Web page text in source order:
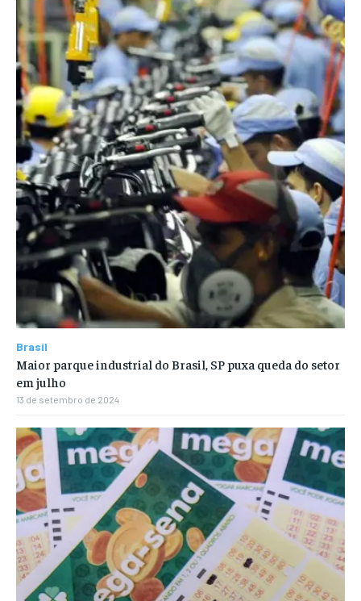
Brasil
Maior parque industrial do Brasil, SP puxa queda do setor
em julho
13 de setembro de 2024